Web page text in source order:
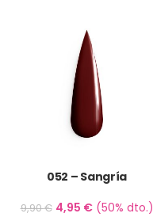
052 – Sangría
9,90€ 4,95 €(50% dto.)